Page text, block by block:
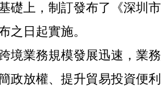
礎上，制訂發布了《深圳
之日起實施。
境業務規模發展迅速，業
政放權、提升貿易投資便